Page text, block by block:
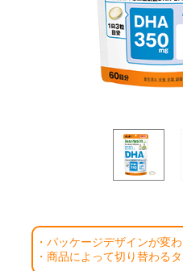
・パッケージデザインが変わ
・商品によって切り替わる